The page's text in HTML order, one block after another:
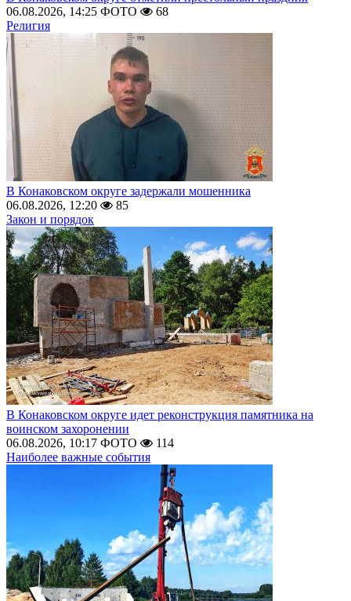
06.08.2026, 14:25 ФОТО
68
Религия
В Конаковском округе задержали мошенника
06.08.2026, 12:20
85
Закон и порядок
В Конаковском округе идет реконструкция памятника на
воинском захоронении
06.08.2026, 10:17 ФОТО
114
Наиболее важные события